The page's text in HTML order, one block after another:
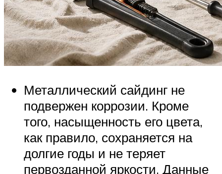
Металлический сайдинг не
подвержен коррозии. Кроме
того, насыщенность его цвета,
как правило, сохраняется на
долгие годы и не теряет
первозданной яркости. Данные